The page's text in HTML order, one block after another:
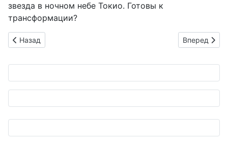
звезда в ночном небе Токио. Готовы к
трансформации?
Предыдущий: Bluey крадёт шоу на Japan Mobility Show
Назад Следующий:
Вперед